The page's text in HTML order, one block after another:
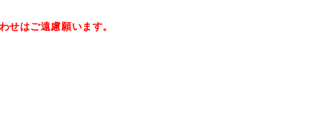
はご遠慮願います。